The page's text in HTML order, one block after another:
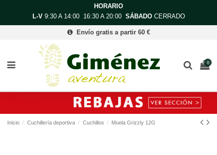
HORARIO
L-V9:30 A 14:00 16:30 A 20:00 SÁBADOCERRADO
Envío gratis a partir 60 €
0
Inicio Cuchillería deportiva Cuchillos Muela Grizzly 12G